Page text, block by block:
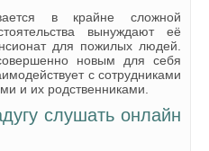
в крайне сложной
вынуждают её
для пожилых людей.
новым для себя
с сотрудниками
и их родственниками.
слушать онлайн